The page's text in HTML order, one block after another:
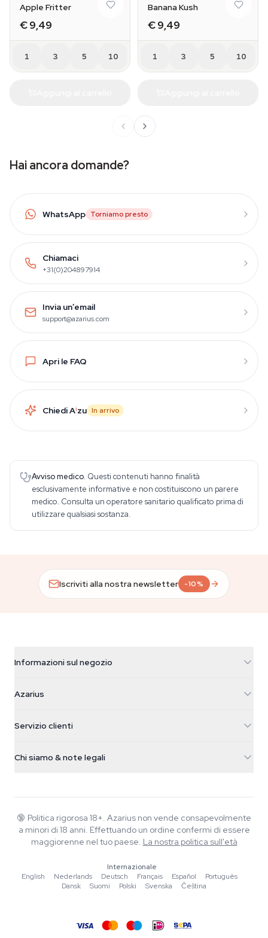
Apple Fritter
€ 9,49
1 3 5 10
Banana Kush
€ 9,49
1 3 5 10
Hai ancora domande?
WhatsApp Torniamo presto
Chiamaci
+31(0)204897914
Invia un’email
support@azarius.com
Apri le FAQ
Chiedi Aizu In arrivo
Avviso medico. Questi contenuti hanno finalità
esclusivamente informative e non costituiscono un parere
medico. Consulta un operatore sanitario qualificato prima di
utilizzare qualsiasi sostanza.
Iscriviti alla nostra newsletter -10%
Informazioni sul negozio
Galvaniweg 11
Nederland
+31(0)204897914
Azarius
Smokeshop
Servizio clienti
FAQ
Informativa sulla privacy
Chi siamo & note legali
Wiki
Blog
Musica
Linee guida editoriali
Strumenti e Calcolatori
🔞 Politica rigorosa 18+. Azarius non vende consapevolmente
a minori di 18 anni. Effettuando un ordine confermi di essere
maggiorenne nel tuo paese. La nostra politica sull'età
Internazionale
English
·Nederlands ·Deutsch ·Français ·Español ·Português
·
Dansk
·Suomi ·Polski ·Svenska ·Čeština